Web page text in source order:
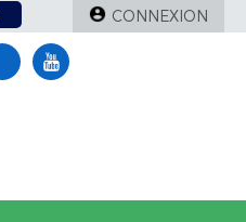
CONNEXION